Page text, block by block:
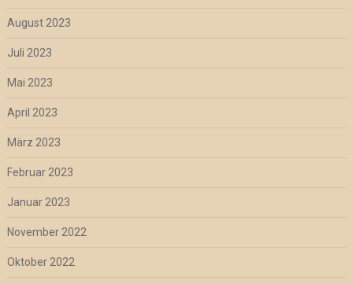
August 2023
Juli 2023
Mai 2023
April 2023
März 2023
Februar 2023
Januar 2023
November 2022
Oktober 2022